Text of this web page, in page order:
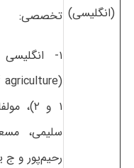
(انگلیسی) تخصصی:
۱-
۱ و ۲)،
سلیمی،
رحیم‌پور و ج